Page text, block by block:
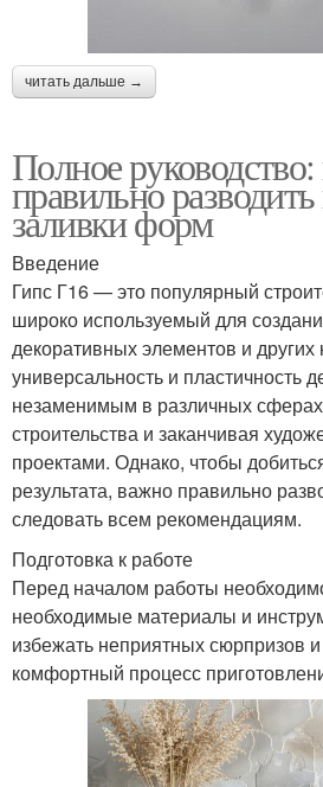
читать дальше →
Полное руководство:
правильно
заливки форм
Введение
Гипс Г16 — это популярный
широко используемый для
декоративных элементов и других
универсальность и пластичность
незаменимым в различных
строительства и заканчивая
проектами. Однако, чтобы
результата, важно правильно
следовать всем рекомендациям.
Подготовка к работе
Перед началом работы
необходимые материалы и
избежать неприятных сюрпризов
комфортный процесс